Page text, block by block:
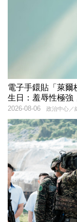
電子手鐶貼「萊
生日：羞辱性極強
政治中心／
2026-08-06